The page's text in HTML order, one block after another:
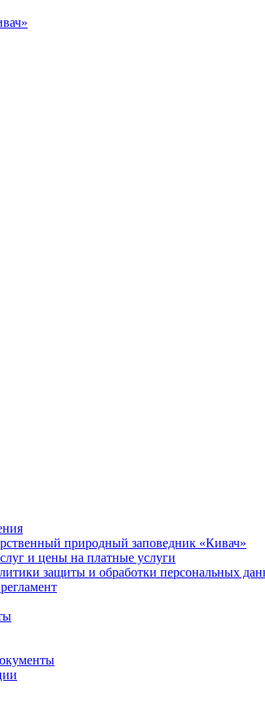
природный заповедник «Кивач»
и цены на платные услуги
защиты и обработки персональных